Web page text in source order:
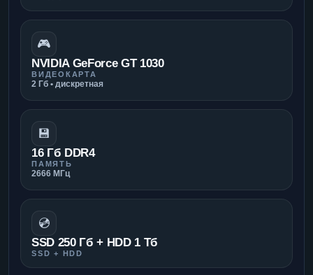
🎮
NVIDIA GeForce GT 1030
ВИДЕОКАРТА
2 Гб • дискретная
💾
16 Гб DDR4
ПАМЯТЬ
2666 МГц
💿
SSD 250 Гб + HDD 1 Тб
SSD + HDD